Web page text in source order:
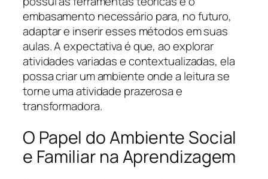
embasamento necessário para, no futuro,
adaptar e inserir esses métodos em suas
aulas. A expectativa é que, ao explorar
atividades variadas e contextualizadas, ela
possa criar um ambiente onde a leitura se
torne uma atividade prazerosa e
transformadora.
O Papel do Ambiente Social
e Familiar na Aprendizagem